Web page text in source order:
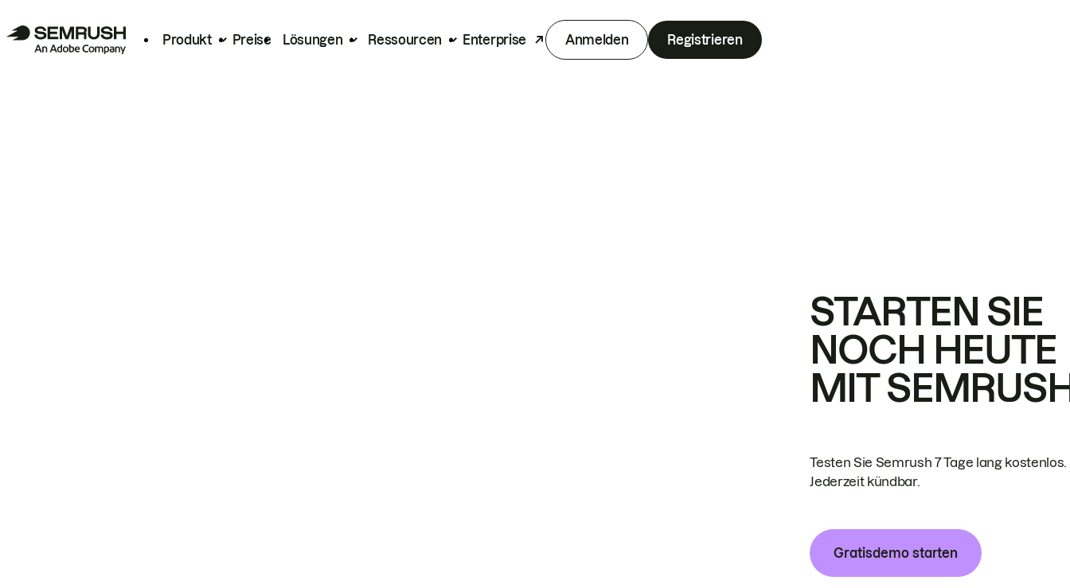
Produkt Preise Lösungen Ressourcen Enterprise Anmelden Registrieren
STARTEN SIE
NOCH HEUTE
MIT
Testen Sie Semrush 7 Tage lang kostenlos.
Jederzeit kündbar.
Gratisdemo starten